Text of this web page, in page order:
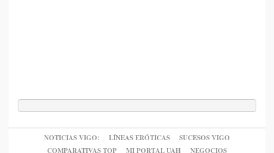
NOTICIAS VIGO: LÍNEAS ERÓTICAS
SUCESOS VIGO
COMPARATIVAS TOP
MI PORTAL UAH NEGOCIOS